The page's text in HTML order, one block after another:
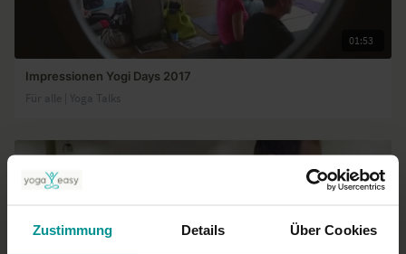
Zustimmung Details Über Cookies
01:53
Impressionen Yogi Days 2017
Für alle | Yoga Talks